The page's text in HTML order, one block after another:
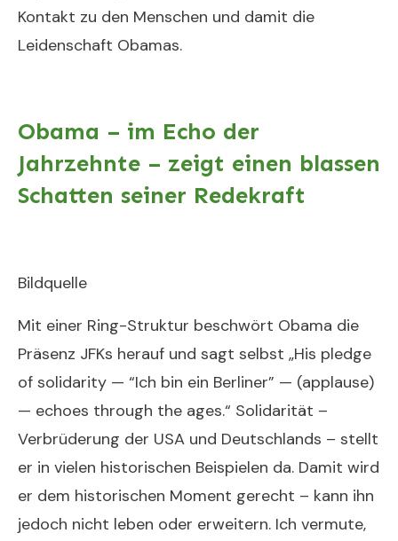
Kontakt zu den Menschen und damit die
Leidenschaft Obamas.
Obama – im Echo der
Jahrzehnte – zeigt einen blassen
Schatten seiner Redekraft
Bildquelle
Mit einer Ring-Struktur beschwört Obama die
Präsenz JFKs herauf und sagt selbst „His pledge
of solidarity — “Ich bin ein Berliner” — (applause)
— echoes through the ages.“ Solidarität –
Verbrüderung der USA und Deutschlands – stellt
er in vielen historischen Beispielen da. Damit wird
er dem historischen Moment gerecht – kann ihn
jedoch nicht leben oder erweitern. Ich vermute,